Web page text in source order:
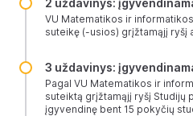
2 uždavinys:
VU Matematikos ir
suteikę (-usios) grįžtamąjį ryšį
3 uždavinys:
Pagal VU Matematikos ir
suteiktą grįžtamąjį ryšį Studijų
įgyvendinę bent 15 pokyčių